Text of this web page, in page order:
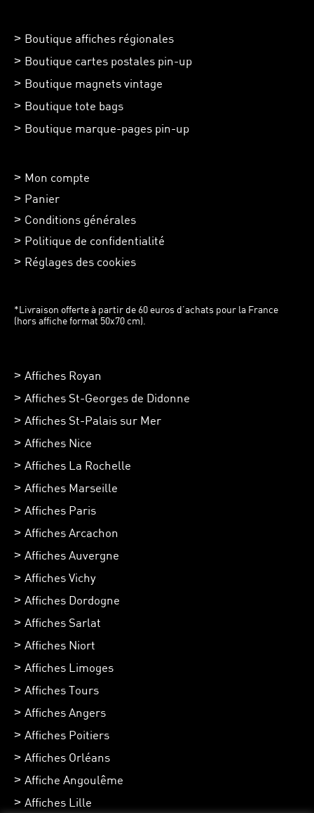
Boutique affiches régionales
Boutique cartes postales pin-up
Boutique magnets vintage
Boutique tote bags
Boutique marque-pages pin-up
Mon compte
Panier
Conditions générales
Politique de confidentialité
Réglages des cookies
*Livraison offerte à partir de 60 euros d’achats pour la France
(hors affiche format 50x70 cm).
Affiches Royan
Affiches St-Georges de Didonne
Affiches St-Palais sur Mer
Affiches Nice
Affiches La Rochelle
Affiches Marseille
Affiches Paris
Affiches Arcachon
Affiches Auvergne
Affiches Vichy
Affiches Dordogne
Affiches Sarlat
Affiches Niort
Affiches Limoges
Affiches Tours
Affiches Angers
Affiches Poitiers
Affiches Orléans
Affiche Angoulême
Affiches Lille